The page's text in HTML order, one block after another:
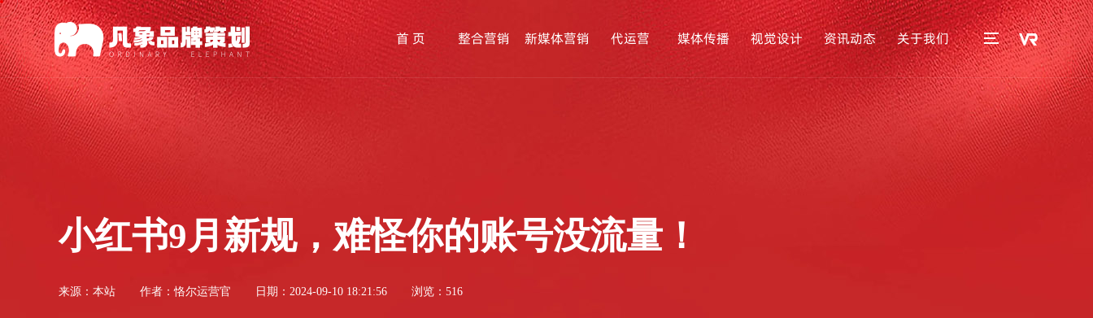
首 页 整合营销 新媒体营销 代运营 媒体传播 视觉设计 资讯动态 关于我们
小红书9月新规，难怪你的账号没流量！
来源： 本站 作者：恪尔运营官 日期：2024-09-10 18:21:56 浏览：516